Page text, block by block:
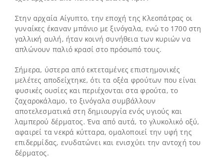
Στην αρχαία Αίγυπτο, την εποχή της Κλεοπάτρας οι
γυναίκες έκαναν μπάνιο με ξινόγαλα, ενώ το 1700 στη
γαλλική αυλή, ήταν κοινή συνήθεια των κυριών να
απλώνουν παλιό κρασί στο πρόσωπό τους.
Σήμερα, ύστερα από εκτεταμένες επιστημονικές
μελέτες αποδείχτηκε, ότι τα οξέα φρούτων που είναι
φυσικές ουσίες και περιέχονται στα φρούτα, το
ζαχαροκάλαμο, το ξινόγαλα συμβάλλουν
αποτελεσματικά στη δημιουργία ενός υγιούς και
λαμπερού δέρματος. Ένα από αυτά, το γλυκολικό οξύ,
αφαιρεί τα νεκρά κύτταρα, ομαλοποιεί την υφή της
επιδερμίδας, ενυδατώνει και ενισχύει την αντοχή του
δέρματος.